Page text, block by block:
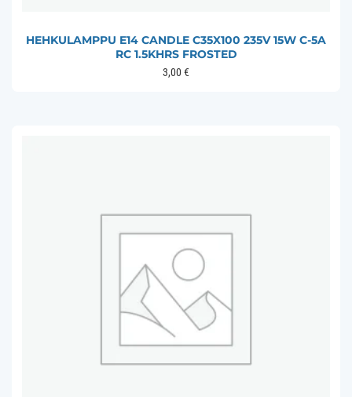
HEHKULAMPPU E14 CANDLE C35X100 235V 15W C-5A
RC 1.5KHRS FROSTED
3,00€